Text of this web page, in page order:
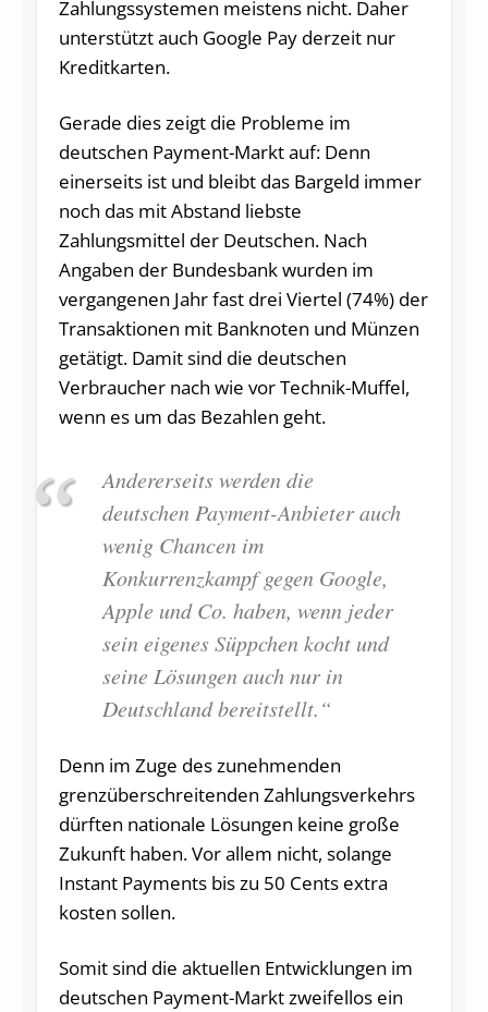
Zahlungssystemen meistens nicht. Daher
unterstützt auch Google Pay derzeit nur
Kreditkarten.
Gerade dies zeigt die Probleme im
deutschen Payment-Markt auf: Denn
einerseits ist und bleibt das Bargeld immer
noch das mit Abstand liebste
Zahlungsmittel der Deutschen. Nach
Angaben der Bundesbank wurden im
vergangenen Jahr fast drei Viertel (74%) der
Transaktionen mit Banknoten und Münzen
getätigt. Damit sind die deutschen
Verbraucher nach wie vor Technik-Muffel,
wenn es um das Bezahlen geht.
Andererseits werden die
deutschen Payment-Anbieter auch
wenig Chancen im
Konkurrenzkampf gegen Google,
Apple und Co. haben, wenn jeder
sein eigenes Süppchen kocht und
seine Lösungen auch nur in
Deutschland bereitstellt.“
Denn im Zuge des zunehmenden
grenzüberschreitenden Zahlungsverkehrs
dürften nationale Lösungen keine große
Zukunft haben. Vor allem nicht, solange
Instant Payments bis zu 50 Cents extra
kosten sollen.
Somit sind die aktuellen Entwicklungen im
deutschen Payment-Markt zweifellos ein